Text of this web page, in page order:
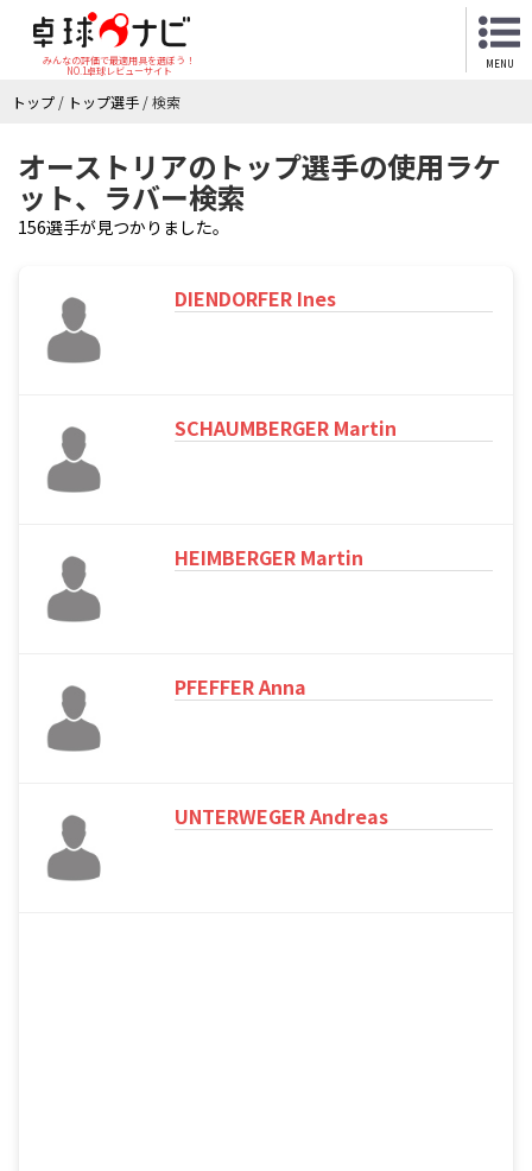
みんなの評価で最適用具を選ぼう！
NO.1卓球レビューサイト
MENU
トップ / トップ選手 /検索
オーストリアのトップ選手の使用ラケ
ット、ラバー検索
156選手が見つかりました。
DIENDORFER Ines
SCHAUMBERGER Martin
HEIMBERGER Martin
PFEFFER Anna
UNTERWEGER Andreas